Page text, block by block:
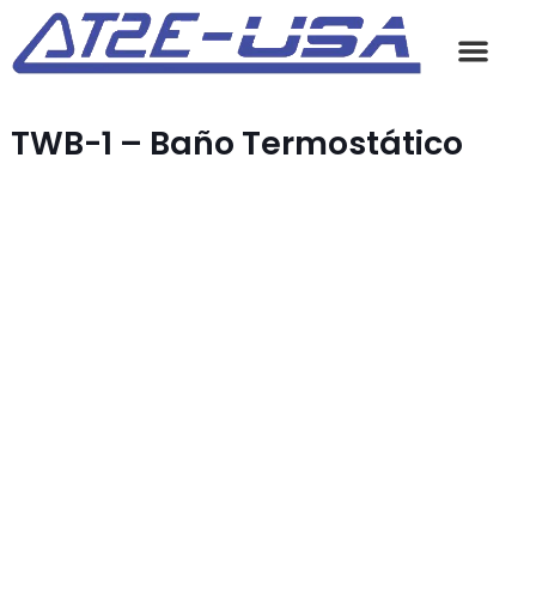
TWB-1 – Baño Termostático